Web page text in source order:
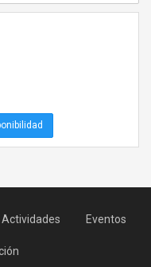
Actividades Eventos